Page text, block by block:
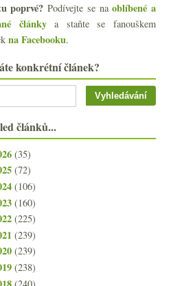
poprvé? Podívejte se naoblíbené a
článkya staňte se fanouškem
na Facebooku.
konkrétní článek?
článků...
(35)
(72)
(106)
(160)
(225)
(239)
(239)
(238)
(240)